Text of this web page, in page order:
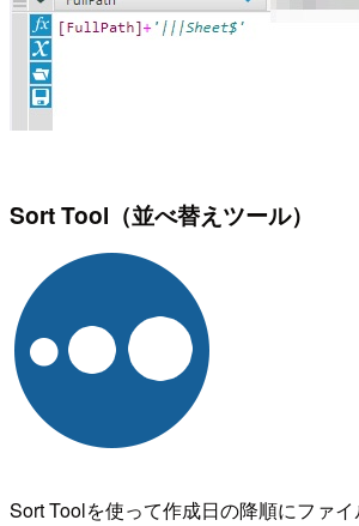
Sort Tool（並べ替えツール）
Sort Toolを使って作成日の降順にファ